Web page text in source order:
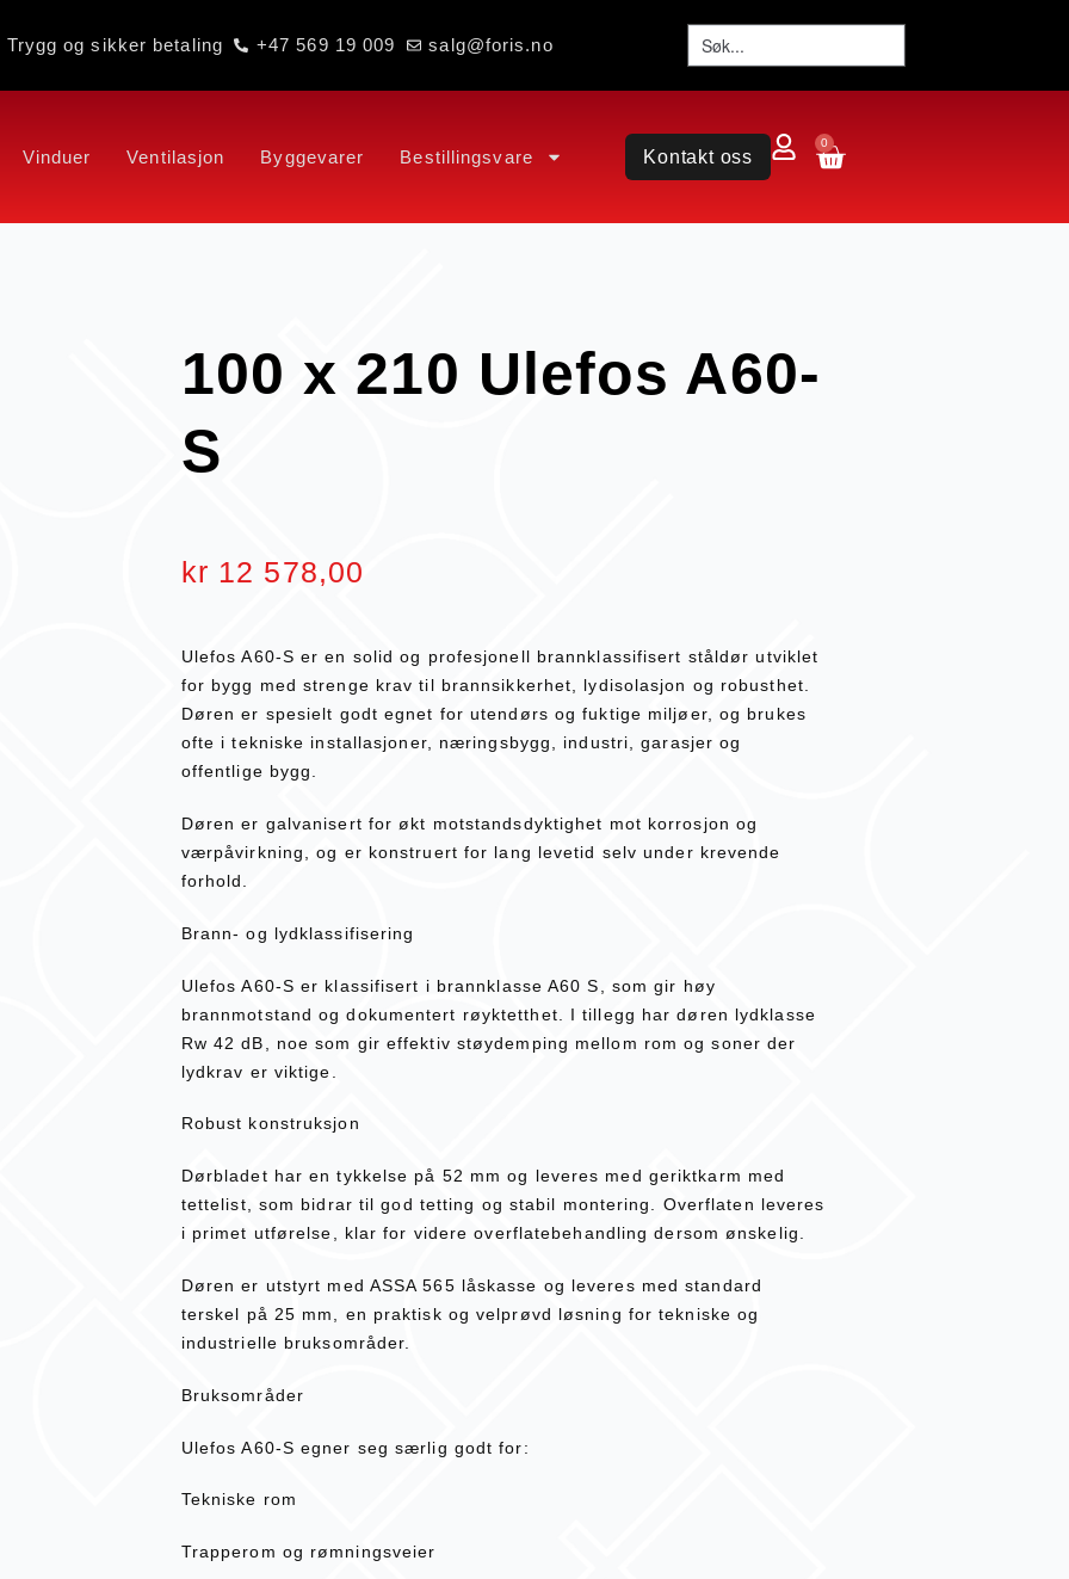
Trygg og sikker betaling +47 569 19 009 salg@foris.no
Vinduer Ventilasjon Byggevarer Bestillingsvare Kontakt oss
0
100 x 210 Ulefos A60-
S
kr 12 578,00
Ulefos A60-S er en solid og profesjonell brannklassifisert ståldør utviklet
for bygg med strenge krav til brannsikkerhet, lydisolasjon og robusthet.
Døren er spesielt godt egnet for utendørs og fuktige miljøer, og brukes
ofte i tekniske installasjoner, næringsbygg, industri, garasjer og
offentlige bygg.
Døren er galvanisert for økt motstandsdyktighet mot korrosjon og
værpåvirkning, og er konstruert for lang levetid selv under krevende
forhold.
Brann- og lydklassifisering
Ulefos A60-S er klassifisert i brannklasse A60 S, som gir høy
brannmotstand og dokumentert røyktetthet. I tillegg har døren lydklasse
Rw 42 dB, noe som gir effektiv støydemping mellom rom og soner der
lydkrav er viktige.
Robust konstruksjon
Dørbladet har en tykkelse på 52 mm og leveres med geriktkarm med
tettelist, som bidrar til god tetting og stabil montering. Overflaten leveres
i primet utførelse, klar for videre overflatebehandling dersom ønskelig.
Døren er utstyrt med ASSA 565 låskasse og leveres med standard
terskel på 25 mm, en praktisk og velprøvd løsning for tekniske og
industrielle bruksområder.
Bruksområder
Ulefos A60-S egner seg særlig godt for:
Tekniske rom
Trapperom og rømningsveier